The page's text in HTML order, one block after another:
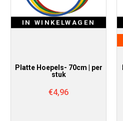
IN WINKELWAGEN
Platte Hoepels- 70cm | per
stuk
€4,96